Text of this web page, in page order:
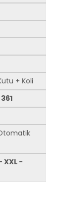
+ Koli
XXL -